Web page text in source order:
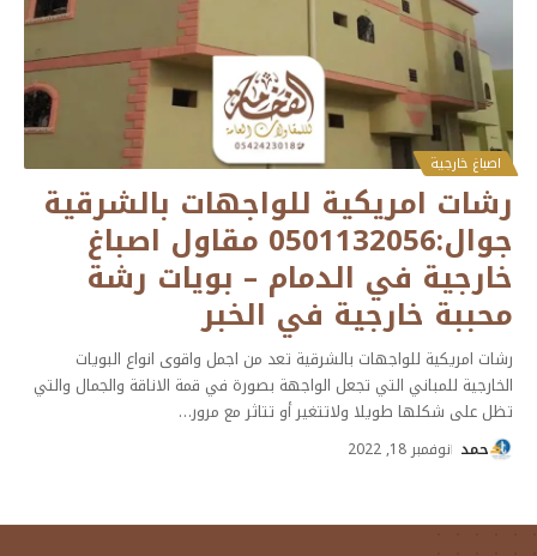
اصباغ خارجية
رشات امريكية للواجهات بالشرقية
جوال:0501132056 مقاول اصباغ
خارجية في الدمام – بويات رشة
محببة خارجية في الخبر
رشات امريكية للواجهات بالشرقية تعد من اجمل واقوى انواع البويات
الخارجية للمباني التي تجعل الواجهة بصورة في قمة الاناقة والجمال والتي
تظل على شكلها طويلا ولاتتغير أو تتاثر مع مرور…
حمد نوفمبر 18, 2022